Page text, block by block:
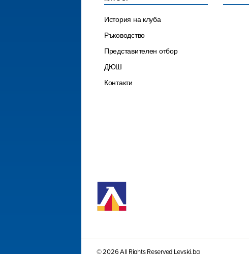
История на клуба
Ръководство
Представителен отбор
ДЮШ
Контакти
© 2026 All Rights Reserved Levski.bg